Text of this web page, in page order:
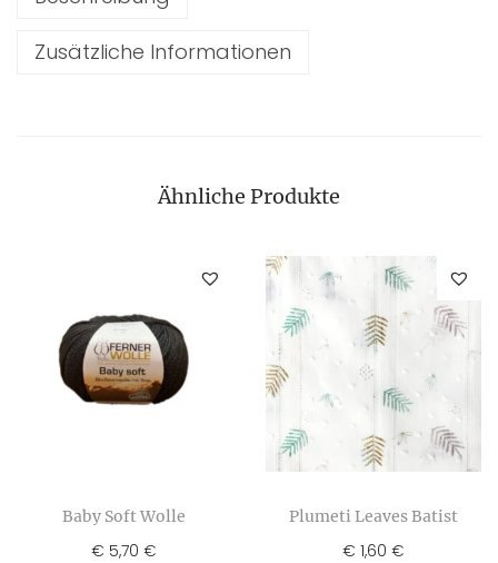
Zusätzliche Informationen
Ähnliche Produkte
Baby Soft Wolle
€ 5,70 €
Plumeti Leaves Batist
€ 1,60 €